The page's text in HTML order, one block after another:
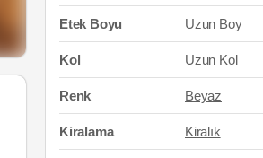
Etek Boyu Uzun Boy
Kol Uzun Kol
Renk Beyaz
Kiralama Kiralık